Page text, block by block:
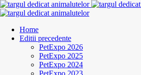
Home
Editii precedente
PetExpo 2026
PetExpo 2025
PetExpo 2024
PetExpo 2023